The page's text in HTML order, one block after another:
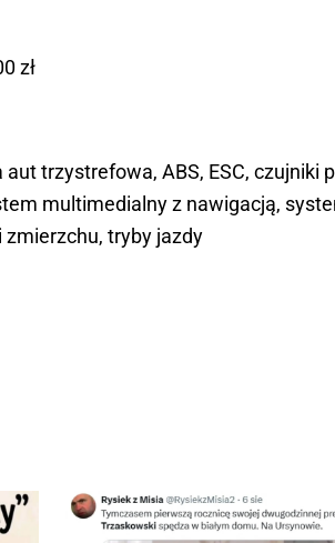
zł
aut trzystrefowa, ABS, ESC, czujniki
multimedialny z nawigacją,
tryby jazdy